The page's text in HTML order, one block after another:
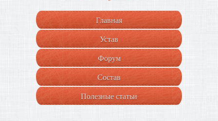
Главная
Устав
Форум
Состав
Полезные статьи